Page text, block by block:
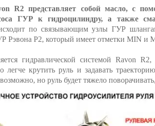
R2 представляет собой масло, с
ГУР к гидроцилиндру, а также
по связывающим узлы ГУР
Рэвона Р2, который имеет отметки MIN и
гидравлической системой Ravon R2,
легче крутить руль и задавать
но руль будет тяжело